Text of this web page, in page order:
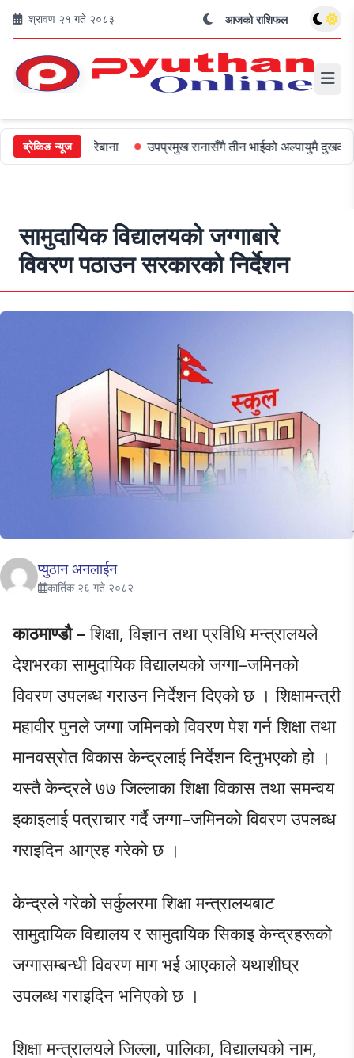
श्रावण २१ गते २०८३ आजको राशिफल
ब्रेकिङ न्यूज
जरिबाना उपप्रमुख रानासँगै तीन भाईको अल्पायुमै दुखद निधन
सामुदायिक विद्यालयको जग्गाबारे
विवरण पठाउन सरकारको निर्देशन
प्युठान अनलाईन
कार्तिक २६ गते २०८२
काठमाण्डौ –शिक्षा, विज्ञान तथा प्रविधि मन्त्रालयले
देशभरका सामुदायिक विद्यालयको जग्गा–जमिनको
विवरण उपलब्ध गराउन निर्देशन दिएको छ । शिक्षामन्त्री
महावीर पुनले जग्गा जमिनको विवरण पेश गर्न शिक्षा तथा
मानवस्रोत विकास केन्द्रलाई निर्देशन दिनुभएको हो ।
यस्तै केन्द्रले ७७ जिल्लाका शिक्षा विकास तथा समन्वय
इकाइलाई पत्राचार गर्दै जग्गा–जमिनको विवरण उपलब्ध
गराइदिन आग्रह गरेको छ ।
केन्द्रले गरेको सर्कुलरमा शिक्षा मन्त्रालयबाट
सामुदायिक विद्यालय र सामुदायिक सिकाइ केन्द्रहरूको
जग्गासम्बन्धी विवरण माग भई आएकाले यथाशीघ्र
उपलब्ध गराइदिन भनिएको छ ।
शिक्षा मन्त्रालयले जिल्ला, पालिका, विद्यालयको नाम,